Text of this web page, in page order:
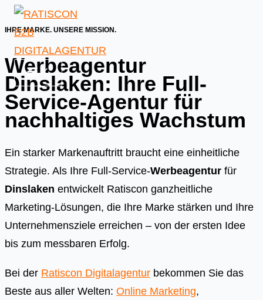
Skip
to
content
IHRE MARKE. UNSERE MISSION.
Werbeagentur
Dinslaken: Ihre Full-
Service-Agentur für
nachhaltiges Wachstum
Ein starker Markenauftritt braucht eine einheitliche
Strategie. Als Ihre Full-Service-Werbeagentur für
Dinslaken entwickelt Ratiscon ganzheitliche
Marketing-Lösungen, die Ihre Marke stärken und Ihre
Unternehmensziele erreichen – von der ersten Idee
bis zum messbaren Erfolg.
Bei der Ratiscon Digitalagentur bekommen Sie das
Beste aus aller Welten: Online Marketing,